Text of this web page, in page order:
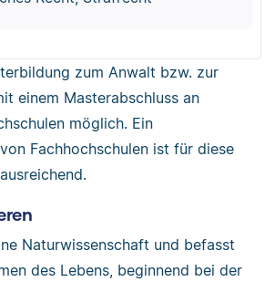
zum Anwalt bzw. zur
einem Masterabschluss an
möglich. Ein
Fachhochschulen ist für diese
Naturwissenschaft und befasst
des Lebens, beginnend bei der